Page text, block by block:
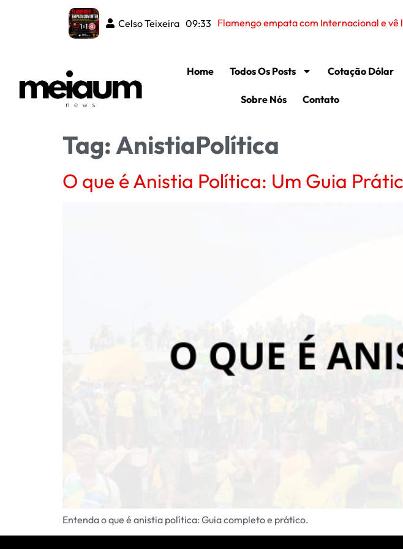
Celso Teixeira 09:33 Flamengo empata com Internacional e
Home Todos Os Posts Cotação Dólar
Sobre Nós Contato
Tag: AnistiaPolítica
O que é Anistia Política: Um Guia
Entenda o que é anistia política: Guia completo e prático.